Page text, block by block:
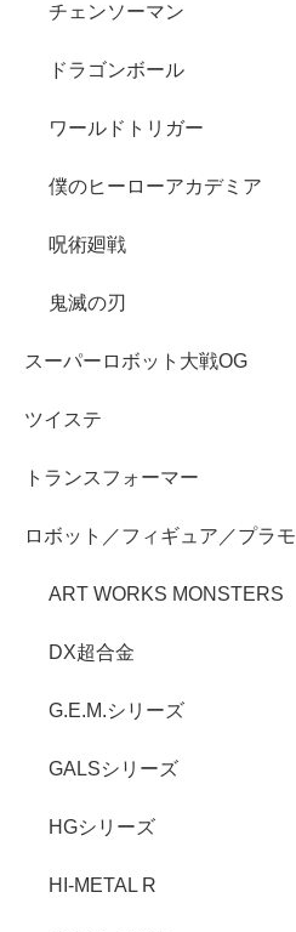
チェンソーマン
ドラゴンボール
ワールドトリガー
僕のヒーローアカデミア
呪術廻戦
鬼滅の刃
スーパーロボット大戦OG
ツイステ
トランスフォーマー
ロボット／フィギュア／プラモ
ART WORKS MONSTERS
DX超合金
G.E.M.シリーズ
GALSシリーズ
HGシリーズ
HI-METAL R